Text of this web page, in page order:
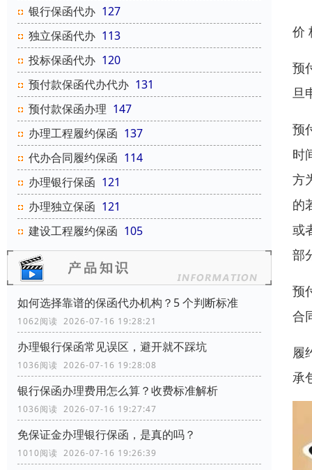
银行保函代办 127
独立保函代办 113
投标保函代办 120
预付款保函代办代办 131
预付款保函办理 147
办理工程履约保函 137
代办合同履约保函 114
办理银行保函 121
办理独立保函 121
建设工程履约保函 105
如何选择靠谱的保函代办机构？5 个判断标准
1062阅读 2026-07-16 19:28:21
办理银行保函常见误区，避开就不踩坑
1036阅读 2026-07-16 19:28:08
银行保函办理费用怎么算？收费标准解析
1036阅读 2026-07-16 19:27:47
免保证金办理银行保函，是真的吗？
1010阅读 2026-07-16 19:26:39
价
预
旦
预
时
方
的
或
部
预
合
履
承